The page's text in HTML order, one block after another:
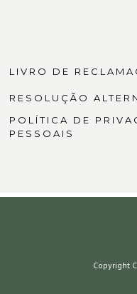
LIVRO DE
RESOLUÇÃO
POLÍTICA DE
PESSOAIS
Copyright